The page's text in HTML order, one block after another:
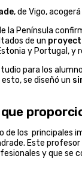
, de Vigo,
la Península
de un
y Portugal, y
para los
se diseñó un
de los principales
Este
y que se